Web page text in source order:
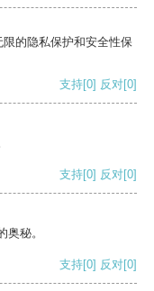
的隐私保护和安全性保
支持[0] 反对[0]
支持[0] 反对[0]
秘。
支持[0] 反对[0]